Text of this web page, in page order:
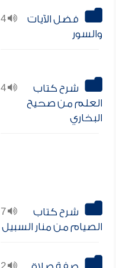
4
فضل الآيات
والسور
4
شرح كتاب
العلم من صحيح
البخاري
7
شرح كتاب
الصيام من منار السبيل